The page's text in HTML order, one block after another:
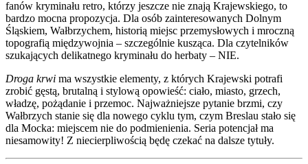
fanów kryminału retro, którzy jeszcze nie znają Krajewskiego, to
bardzo mocna propozycja. Dla osób zainteresowanych Dolnym
Śląskiem, Wałbrzychem, historią miejsc przemysłowych i mroczną
topografią międzywojnia – szczególnie kusząca. Dla czytelników
szukających delikatnego kryminału do herbaty – NIE.
Droga krwi ma wszystkie elementy, z których Krajewski potrafi
zrobić gęstą, brutalną i stylową opowieść: ciało, miasto, grzech,
władzę, pożądanie i przemoc. Najważniejsze pytanie brzmi, czy
Wałbrzych stanie się dla nowego cyklu tym, czym Breslau stało się
dla Mocka: miejscem nie do podmienienia. Seria potencjał ma
niesamowity! Z niecierpliwością będę czekać na dalsze tytuły.